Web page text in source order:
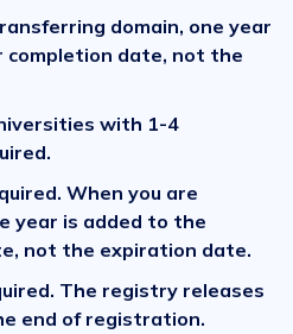
domain, one year
date, not the
with 1-4
When you are
year is added to the
not the expiration date.
The registry releases
end of registration.